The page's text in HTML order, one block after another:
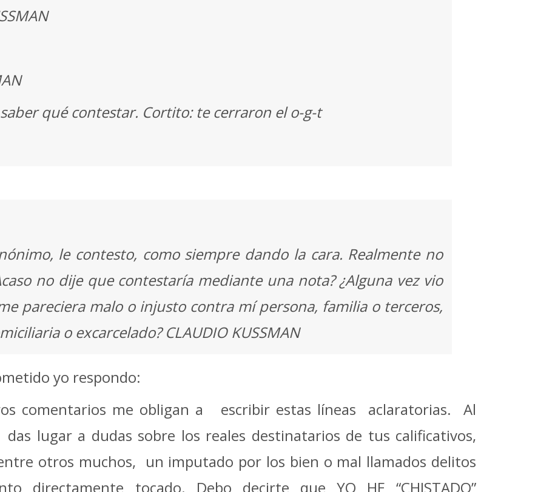
qué contestar. Cortito: te cerraron el o-g-t
le contesto, como siempre dando la cara. Realmente no
no dije que contestaría mediante una nota? ¿Alguna vez vio
pareciera malo o injusto contra mí persona, familia o terceros,
o excarcelado? CLAUDIO KUSSMAN
yo respondo:
comentarios me obligan a escribir estas líneas aclaratorias. Al
lugar a dudas sobre los reales destinatarios de tus calificativos,
otros muchos, un imputado por los bien o mal llamados delitos
directamente tocado. Debo decirte que YO HE “CHISTADO”